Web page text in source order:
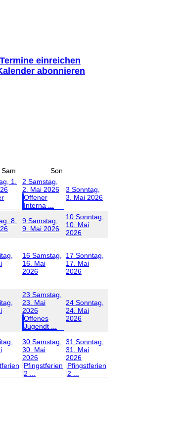
einreichen
abonnieren
Sam
Son
1.
2 Samstag,
2. Mai 2026
Offener
Interna ...
3 Sonntag,
3. Mai 2026
8.
9 Samstag,
9. Mai 2026
10 Sonntag,
10. Mai
2026
16 Samstag,
16. Mai
2026
17 Sonntag,
17. Mai
2026
23 Samstag,
23. Mai
2026
Offenes
Jugendt ...
24 Sonntag,
24. Mai
2026
30 Samstag,
30. Mai
2026
Pfingstferien
2 ...
31 Sonntag,
31. Mai
2026
Pfingstferien
2 ...